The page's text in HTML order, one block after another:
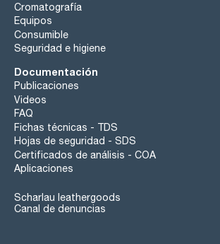
Cromatografía
Equipos
Consumible
Seguridad e higiene
Documentación
Publicaciones
Videos
FAQ
Fichas técnicas - TDS
Hojas de seguridad - SDS
Certificados de análisis - COA
Aplicaciones
Scharlau leathergoods
Canal de denuncias